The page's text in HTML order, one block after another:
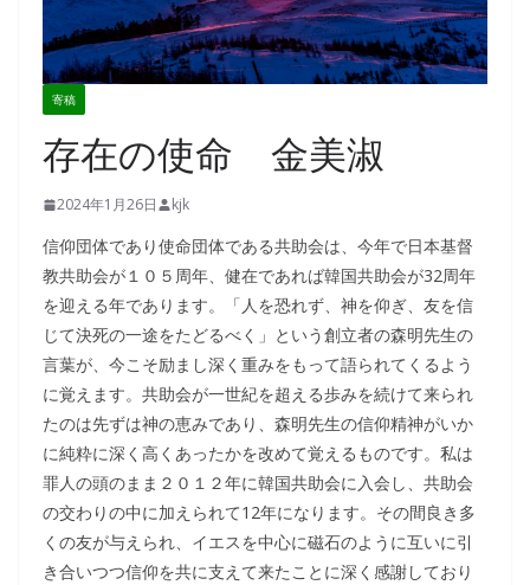
寄稿
存在の使命 金美淑
2024年1月26日 kjk
信仰団体であり使命団体である共助会は、今年で日本基督
教共助会が１０５周年、健在であれば韓国共助会が32周年
を迎える年であります。「人を恐れず、神を仰ぎ、友を信
じて決死の一途をたどるべく」という創立者の森明先生の
言葉が、今こそ励まし深く重みをもって語られてくるよう
に覚えます。共助会が一世紀を超える歩みを続けて来られ
たのは先ずは神の恵みであり、森明先生の信仰精神がいか
に純粋に深く高くあったかを改めて覚えるものです。私は
罪人の頭のまま２０１２年に韓国共助会に入会し、共助会
の交わりの中に加えられて12年になります。その間良き多
くの友が与えられ、イエスを中心に磁石のように互いに引
き合いつつ信仰を共に支えて来たことに深く感謝しており